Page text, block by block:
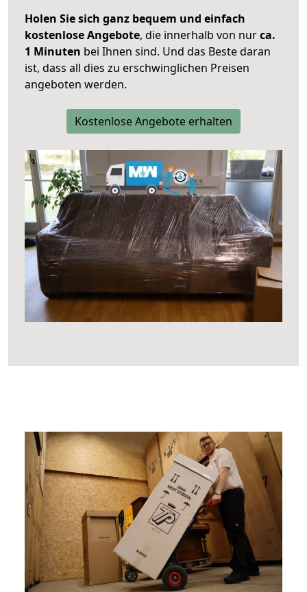
Holen Sie sich ganz bequem und einfach
kostenlose Angebote, die innerhalb von nurca.
1 Minuten bei Ihnen sind. Und das Beste daran
ist, dass all dies zu erschwinglichen Preisen
angeboten werden.
Kostenlose Angebote erhalten